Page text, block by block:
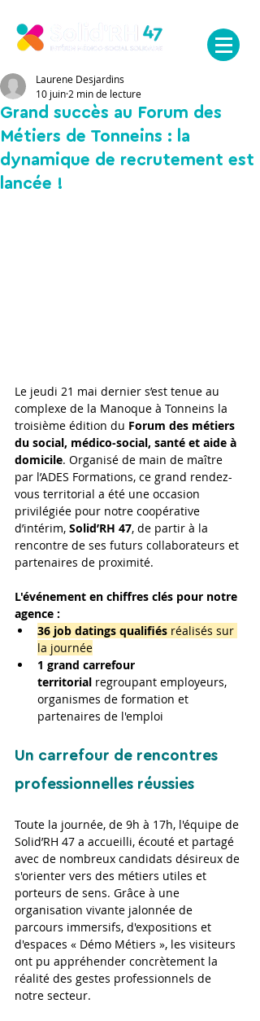
Grand succès au Forum des
Métiers de Tonneins : la
dynamique de recrutement est
lancée !
Laurene Desjardins
10 juin 2 min de lecture
Le jeudi 21 mai dernier s’est tenue au
complexe de la Manoque à Tonneins la
troisième édition du Forum des métiers
du social, médico-social, santé et aide à
domicile. Organisé de main de maître
par l’ADES Formations, ce grand rendez-
vous territorial a été une occasion
privilégiée pour notre coopérative
d’intérim, Solid’RH 47, de partir à la
rencontre de ses futurs collaborateurs et
partenaires de proximité.
L'événement en chiffres clés pour notre
agence :
36 job datings qualifiés réalisés sur
la journée
1 grand carrefour
territorial regroupant employeurs,
organismes de formation et
partenaires de l'emploi
Un carrefour de rencontres
professionnelles réussies
Toute la journée, de 9h à 17h, l'équipe de
Solid’RH 47 a accueilli, écouté et partagé
avec de nombreux candidats désireux de
s'orienter vers des métiers utiles et
porteurs de sens. Grâce à une
organisation vivante jalonnée de
parcours immersifs, d'expositions et
d'espaces « Démo Métiers », les visiteurs
ont pu appréhender concrètement la
réalité des gestes professionnels de
notre secteur.